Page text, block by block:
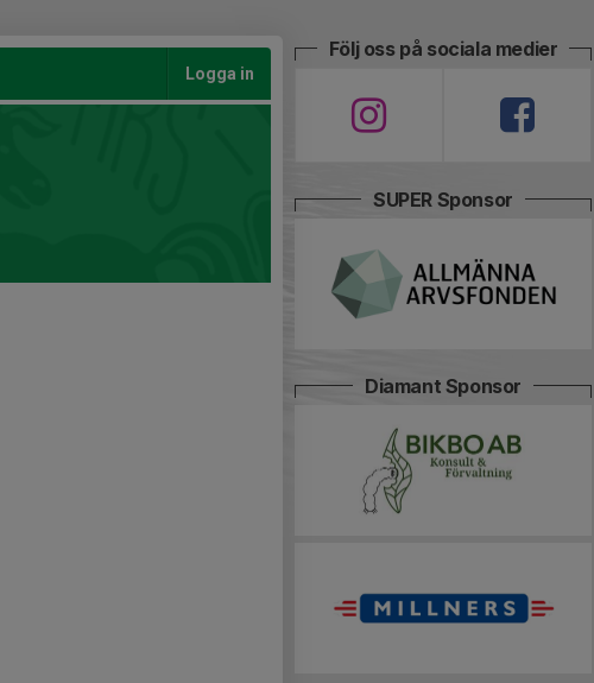
Logga in
Följ oss på sociala medier
SUPER Sponsor
Diamant Sponsor